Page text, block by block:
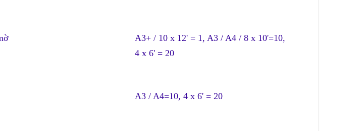
A3+ / 10 x 12' = 1, A3 / A4 / 8 x 10'=10,
4 x 6' = 20
A3 / A4=10, 4 x 6' = 20